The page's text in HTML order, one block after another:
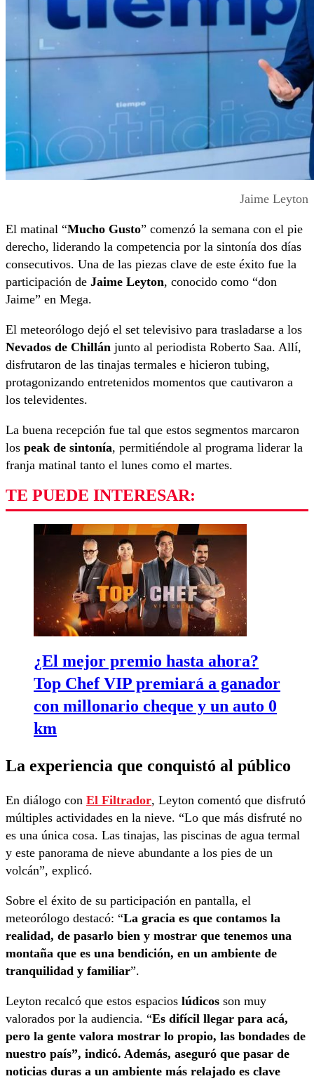
Jaime Leyton
El matinal “Mucho Gusto” comenzó la semana con el pie
derecho, liderando la competencia por la sintonía dos días
consecutivos. Una de las piezas clave de este éxito fue la
participación de Jaime Leyton, conocido como “don
Jaime” en Mega.
El meteorólogo dejó el set televisivo para trasladarse a los
Nevados de Chillán junto al periodista Roberto Saa. Allí,
disfrutaron de las tinajas termales e hicieron tubing,
protagonizando entretenidos momentos que cautivaron a
los televidentes.
La buena recepción fue tal que estos segmentos marcaron
los peak de sintonía, permitiéndole al programa liderar la
franja matinal tanto el lunes como el martes.
TE PUEDE INTERESAR:
¿El mejor premio hasta ahora?
Top Chef VIP premiará a ganador
con millonario cheque y un auto 0
km
La experiencia que conquistó al público
En diálogo con El Filtrador, Leyton comentó que disfrutó
múltiples actividades en la nieve. “Lo que más disfruté no
es una única cosa. Las tinajas, las piscinas de agua termal
y este panorama de nieve abundante a los pies de un
volcán”, explicó.
Sobre el éxito de su participación en pantalla, el
meteorólogo destacó: “La gracia es que contamos la
realidad, de pasarlo bien y mostrar que tenemos una
montaña que es una bendición, en un ambiente de
tranquilidad y familiar”.
Leyton recalcó que estos espacios lúdicos son muy
valorados por la audiencia. “Es difícil llegar para acá,
pero la gente valora mostrar lo propio, las bondades de
nuestro país”, indicó. Además, aseguró que pasar de
noticias duras a un ambiente más relajado es clave